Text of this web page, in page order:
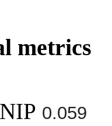
metrics
0.059